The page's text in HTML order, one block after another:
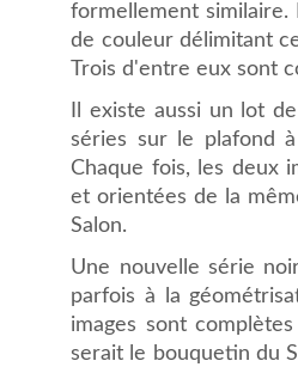
formellement similaire.
de couleur délimitant
Trois d'entre eux sont
Il existe aussi un lot
séries sur le plafond
Chaque fois, les deux
et orientées de la
Salon.
Une nouvelle série
parfois à la
images sont
serait le bouquetin du